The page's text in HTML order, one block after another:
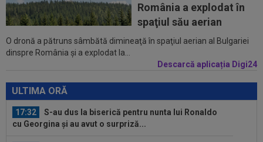
România a explodat în
spaţiul său aerian
O dronă a pătruns sâmbătă dimineaţă în spaţiul aerian al Bulgariei
dinspre România şi a explodat la...
Descarcă aplicația Digi24
ULTIMA ORĂ
16:54
Cristi Chivu a spus lucrurilor pe nume, după
Juventus - Inter 1-2: "Nu mi-a...
17:42
Giovanni Becali a vorbit despre situația de la
FCSB și nu s-a ferit de cuvinte
murit
17:32
S-au dus la biserică pentru nunta lui Ronaldo
cu Georgina și au avut o surpriză...